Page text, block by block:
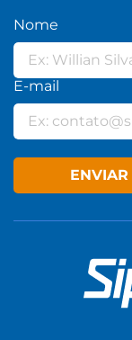
Nome
E-mail
ENVIAR